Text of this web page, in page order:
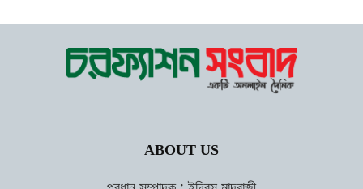
ABOUT US